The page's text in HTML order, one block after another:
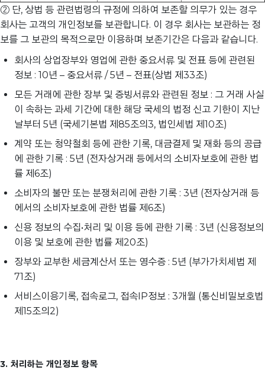
② 단, 상법 등 관련법령의 규정에 의하여 보존할 의무가 있는 경우
회사는 고객의 개인정보를 보관합니다. 이 경우 회사는 보관하는 정
보를 그 보관의 목적으로만 이용하며 보존기간은 다음과 같습니다.
회사의 상업장부와 영업에 관한 중요서류 및 전표 등에 관련된
정보 : 10년 – 중요서류 / 5년 – 전표(상법 제33조)
모든 거래에 관한 장부 및 증빙서류와 관련된 정보 : 그 거래 사실
이 속하는 과세 기간에 대한 해당 국세의 법정 신고 기한이 지난
날부터 5년 (국세기본법 제85조의3, 법인세법 제10조)
계약 또는 청약철회 등에 관한 기록, 대금결제 및 재화 등의 공급
에 관한 기록 : 5년 (전자상거래 등에서의 소비자보호에 관한 법
률 제6조)
소비자의 불만 또는 분쟁처리에 관한 기록 : 3년 (전자상거래 등
에서의 소비자보호에 관한 법률 제6조)
신용 정보의 수집•처리 및 이용 등에 관한 기록 : 3년 (신용정보의
이용 및 보호에 관한 법률 제20조)
장부와 교부한 세금계산서 또는 영수증 : 5년 (부가가치세법 제
71조)
서비스이용기록, 접속로그, 접속IP정보 : 3개월 (통신비밀보호법
제15조의2)
3. 처리하는 개인정보 항목